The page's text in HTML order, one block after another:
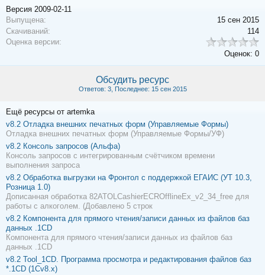
Версия 2009-02-11
Выпущена:
15 сен 2015
Скачиваний:
114
Оценка версии:
Оценок: 0
Обсудить ресурс
Ответов: 3, Последнее: 15 сен 2015
Ещё ресурсы от artemka
v8.2 Отладка внешних печатных форм (Управляемые Формы)
Отладка внешних печатных форм (Управляемые Формы/УФ)
v8.2 Консоль запросов (Альфа)
Консоль запросов с интегрированным счётчиком времени
выполнения запроса
v8.2 Обработка выгрузки на Фронтол с поддержкой ЕГАИС (УТ 10.3,
Розница 1.0)
Дописанная обработка 82ATOLCashierECROfflineEx_v2_34_free для
работы с алкоголем. (Добавлено 5 строк
v8.2 Компонента для прямого чтения/записи данных из файлов баз
данных .1CD
Компонента для прямого чтения/записи данных из файлов баз
данных .1CD
v8.2 Tool_1CD. Программа просмотра и редактирования файлов баз
*.1CD (1Сv8.x)